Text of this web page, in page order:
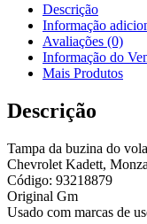
Descrição
Informação
Avaliações (0)
Informação do
Mais Produtos
Descrição
Tampa da buzina do
Chevrolet Kadett,
Código: 93218879
Original Gm
Usado com marcas de